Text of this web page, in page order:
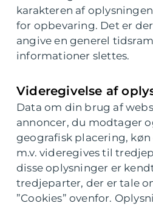
karakteren af
for opbevaring. Det er
angive en generel
informationer slettes.
Videregivelse af
Data om din brug af
annoncer, du modtager
geografisk placering,
m.v. videregives til
disse oplysninger er
tredjeparter, der er tale
”Cookies” ovenfor.